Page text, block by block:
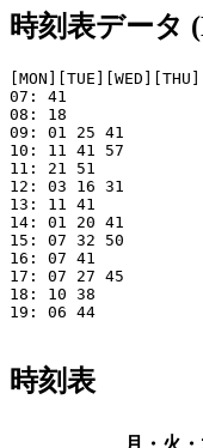
時刻表データ
07: 41
08: 18
09: 01 25 41
10: 11 41 57
11: 21 51
12: 03 16 31
13: 11 41
14: 01 20 41
15: 07 32 50
16: 07 41
17: 07 27 45
18: 10 38
19: 06 44
時刻表